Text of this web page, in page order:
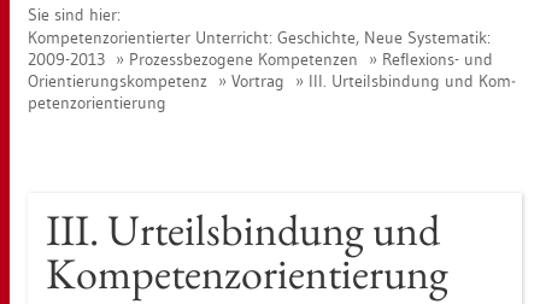
Sie sind hier:
Kom­pe­tenz­ori­en­tier­ter Un­ter­richt: Ge­schich­te, Neue Sys­te­ma­tik:
2009-2013
Pro­zess­be­zo­ge­ne Kom­pe­ten­zen
Re­fle­xi­ons- und
Ori­en­tie­rungs­kom­pe­tenz
Vor­trag
III. Ur­teils­bin­dung und Kom­
pe­tenz­ori­en­tie­rung
III. Ur­teils­bin­dung und
Kom­pe­tenz­ori­en­tie­rung